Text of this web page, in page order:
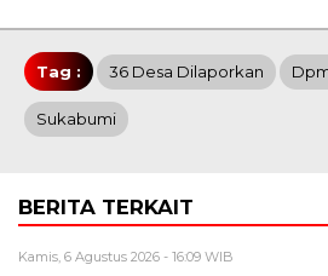
Tag : 36 Desa Dilaporkan
Sukabumi
BERITA TERKAIT
Kamis, 6 Agustus 2026 - 16:09 WIB